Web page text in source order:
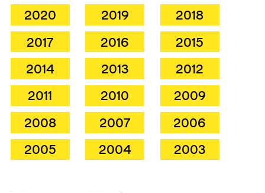
2020
2019
2018
2017
2016
2015
2014
2013
2012
2011
2010
2009
2008
2007
2006
2005
2004 2003